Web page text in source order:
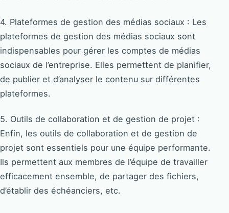
4. Plateformes de gestion des médias sociaux : Les
plateformes de gestion des médias sociaux sont
indispensables pour gérer les comptes de médias
sociaux de l’entreprise. Elles permettent de planifier,
de publier et d’analyser le contenu sur différentes
plateformes.
5. Outils de collaboration et de gestion de projet :
Enfin, les outils de collaboration et de gestion de
projet sont essentiels pour une équipe performante.
Ils permettent aux membres de l’équipe de travailler
efficacement ensemble, de partager des fichiers,
d’établir des échéanciers, etc.